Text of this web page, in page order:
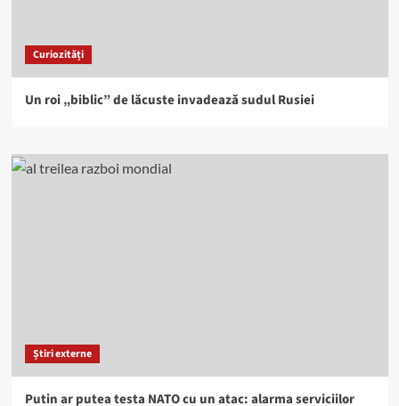
Curiozități
Un roi „biblic” de lăcuste invadează sudul Rusiei
Știri externe
Putin ar putea testa NATO cu un atac: alarma serviciilor